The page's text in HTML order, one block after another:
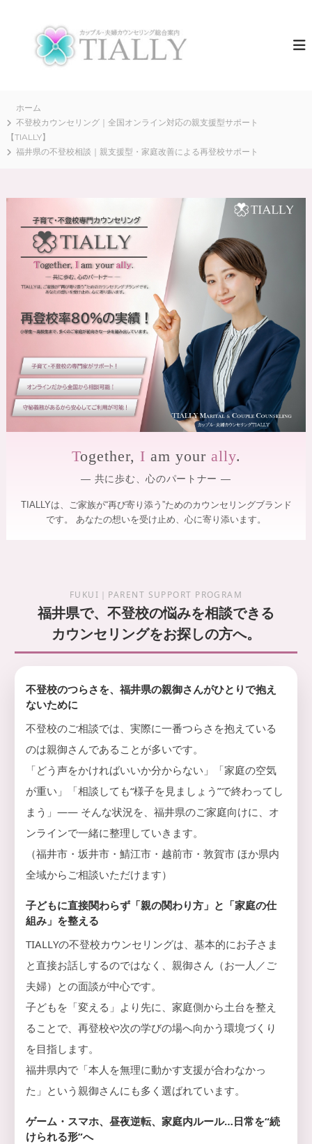
ッ
リ
グ
A
L
Y
【
公
式
】
｜
全
国
オ
ン
ラ
ン
・
カ
・
夫
婦
相
談
全
夫
カ
ッ
の
“
再
出
発
”
を
サ
ポ
ー
ト
し
ま
す
。
専
の
セ
ラ
い
、
笑
顔
戻
せ
よ
う
伝
い
し
ま
ホーム
不登校カウンセリング｜全国オンライン対応の親支援型サポート
【TIALLY】
福井県の不登校相談｜親支援型・家庭改善による再登校サポート
Together, I am your ally.
― 共に歩む、心のパートナー ―
TIALLYは、ご家族が“再び寄り添う”ためのカウンセリングブランド
です。
あなたの想いを受け止め、心に寄り添います。
FUKUI｜PARENT SUPPORT PROGRAM
福井県で、不登校の悩みを相談できる
カウンセリングをお探しの方へ。
不登校のつらさを、福井県の親御さんがひとりで抱え
ないために
不登校のご相談では、実際に一番つらさを抱えている
のは親御さんであることが多いです。
「どう声をかければいいか分からない」「家庭の空気
が重い」「相談しても“様子を見ましょう”で終わってし
まう」—— そんな状況を、福井県のご家庭向けに、オ
ンラインで一緒に整理していきます。
（福井市・坂井市・鯖江市・越前市・敦賀市 ほか県内
全域からご相談いただけます）
子どもに直接関わらず「親の関わり方」と「家庭の仕
組み」を整える
TIALLYの不登校カウンセリングは、基本的にお子さま
と直接お話しするのではなく、親御さん（お一人／ご
夫婦）との面談が中心です。
子どもを「変える」より先に、家庭側から土台を整え
ることで、再登校や次の学びの場へ向かう環境づくり
を目指します。
福井県内で「本人を無理に動かす支援が合わなかっ
た」という親御さんにも多く選ばれています。
ゲーム・スマホ、昼夜逆転、家庭内ルール…日常を“続
けられる形”へ